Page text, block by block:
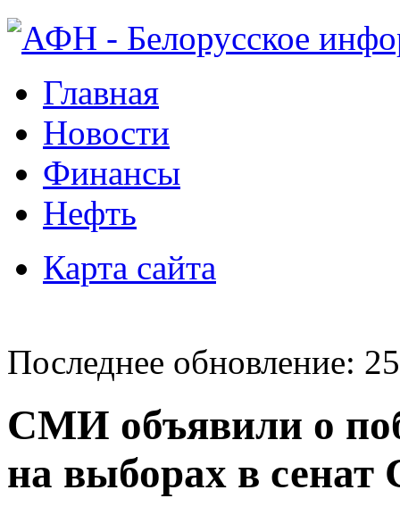
Главная
Новости
Финансы
Нефть
Карта сайта
Последнее обновление:
СМИ объявили о
на выборах в